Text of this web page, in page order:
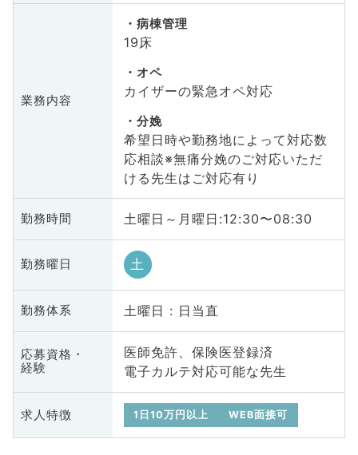
業務内容
病棟管理
19床
オペ
カイザーの緊急オペ対応
分娩
希望日時や勤務地によって対応数
応相談※無痛分娩のご対応いただ
ける先生はご対応有り
勤務時間 土曜日～月曜日:12:30〜08:30
勤務曜日 土
勤務体系 土曜日 : 日当直
応募資格・
経験
医師免許、保険医登録済
電子カルテ対応可能な先生
求人特徴 1日10万円以上 WEB面接可